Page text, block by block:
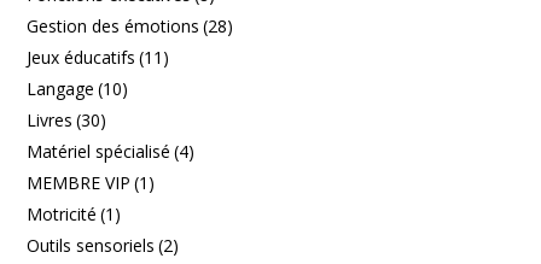
Gestion des émotions (28)
Jeux éducatifs (11)
Langage (10)
Livres (30)
Matériel spécialisé (4)
MEMBRE VIP (1)
Motricité (1)
Outils sensoriels (2)